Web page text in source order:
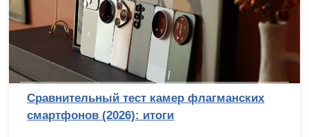
Сравнительный тест камер флагманских
смартфонов (2026): итоги